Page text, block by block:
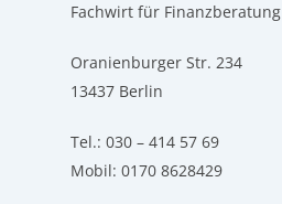
Fachwirt für Finanzberatung
Oranienburger Str. 234
13437 Berlin
Tel.: 030 – 414 57 69
Mobil: 0170 8628429